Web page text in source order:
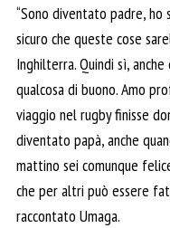
“Sono diventato padre, ho
sicuro che queste cose
Inghilterra. Quindi sì,
qualcosa di buono. Amo
viaggio nel rugby finisse
diventato papà, anche
mattino sei comunque
che per altri può essere
raccontato Umaga.